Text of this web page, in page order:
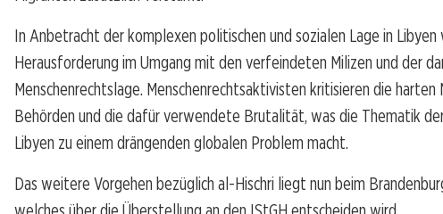
In Anbetracht der komplexen politischen und sozialen Lage in Libyen
Herausforderung im Umgang mit den verfeindeten Milizen und der
Menschenrechtslage. Menschenrechtsaktivisten kritisieren die harten
Behörden und die dafür verwendete Brutalität, was die Thematik
Libyen zu einem drängenden globalen Problem macht.
Das weitere Vorgehen bezüglich al-Hischri liegt nun beim